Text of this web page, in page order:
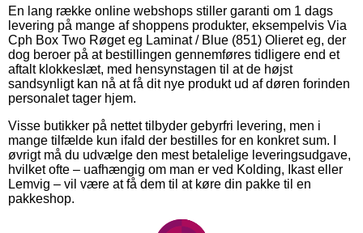
En lang række online webshops stiller garanti om 1 dags
levering på mange af shoppens produkter, eksempelvis Via
Cph Box Two Røget eg Laminat / Blue (851) Olieret eg, der
dog beroer på at bestillingen gennemføres tidligere end et
aftalt klokkeslæt, med hensynstagen til at de højst
sandsynligt kan nå at få dit nye produkt ud af døren forinden
personalet tager hjem.
Visse butikker på nettet tilbyder gebyrfri levering, men i
mange tilfælde kun ifald der bestilles for en konkret sum. I
øvrigt må du udvælge den mest betalelige leveringsudgave,
hvilket ofte – uafhængig om man er ved Kolding, Ikast eller
Lemvig – vil være at få dem til at køre din pakke til en
pakkeshop.